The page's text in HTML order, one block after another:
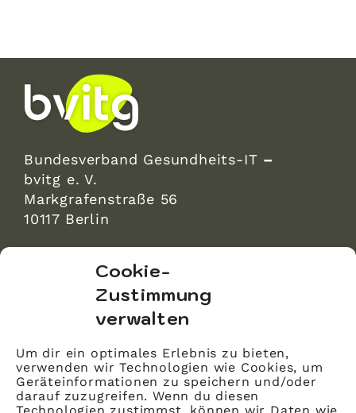
Cookie-
Zustimmung
verwalten
Um dir ein optimales Erlebnis zu bieten,
verwenden wir Technologien wie Cookies, um
Geräteinformationen zu speichern und/oder
darauf zuzugreifen. Wenn du diesen
Bundesverband Gesundheits-IT –
bvitg e. V.
Markgrafenstraße 56
10117 Berlin
Markgrafenstraße 56
10117 Berlin
Impressum
Kontakt